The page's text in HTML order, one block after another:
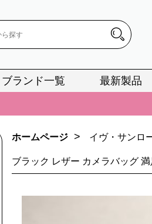
ブランド一覧 最新製品
📢 当店は正真正銘のn級スーパー
📢 2026春の新作続々更
📢 新作入荷！ルイ・ヴィトンスー
📢 当店は正真正銘のn級スーパー
新作入荷！ルイ・ヴィトンスー
ホームページ > イヴ・サンロ
ブラック レザー カメラバッグ